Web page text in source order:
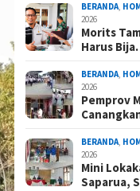
BERANDA,
2026
Morits
Harus
BERANDA,
2026
Pemprov
BERANDA,
2026
Mini
Saparua,